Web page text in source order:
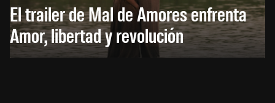
El trailer de Mal de Amores enfrenta
Amor, libertad y revolución